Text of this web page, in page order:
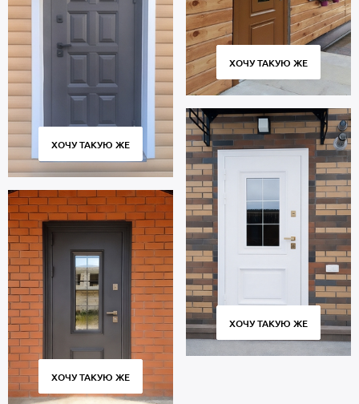
ХОЧУ ТАКУЮ ЖЕ
ХОЧУ ТАКУЮ ЖЕ
ХОЧУ ТАКУЮ ЖЕ
ХОЧУ ТАКУЮ ЖЕ